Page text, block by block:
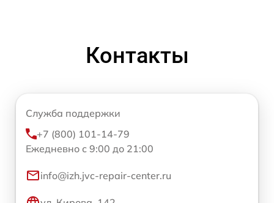
Контакты
Служба поддержки
+7 (800) 101-14-79
Ежедневно с 9:00 до 21:00
info@izh.jvc-repair-center.ru